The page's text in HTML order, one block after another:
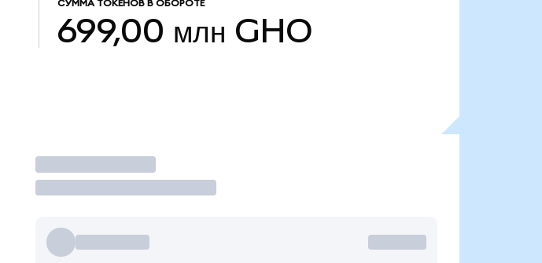
СУММА ТОКЕНОВ В ОБОРОТЕ
699,00 млн GHO
Торговать